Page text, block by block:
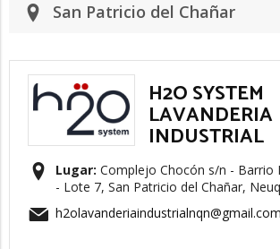
San Patricio del Chañar
H2O SYSTEM
LAVANDERIA
INDUSTRIAL
Lugar: Complejo Chocón s/n - Barrio
- Lote 7, San Patricio del Chañar,
h2olavanderiaindustrialnqn@gmail.com